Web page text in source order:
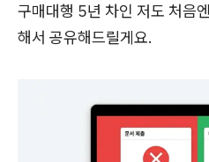
구매대행 5년 차인 저도 처음
해서 공유해드릴게요.